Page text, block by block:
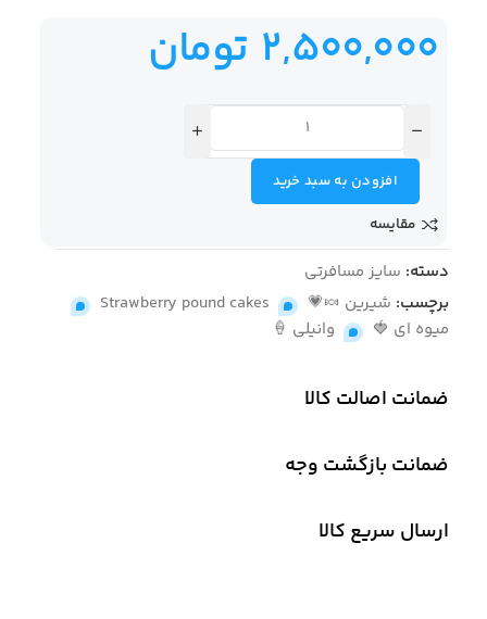
2,500,000 تومان
افزودن به سبد خرید
مقایسه
دسته: سایز مسافرتی
برچسب: شیرین 🍬💗 ,
Strawberry pound cakes
,
میوه ای 🍓
, وانیلی 🍦
ضمانت اصالت کالا
ضمانت بازگشت وجه
ارسال سریع کالا